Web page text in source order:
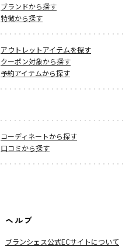
ブランドから探す
特徴から探す
アウトレットアイテムを探す
クーポン対象から探す
予約アイテムから探す
コーディネートから探す
口コミから探す
ヘルプ
ブランシェス公式ECサイトについて